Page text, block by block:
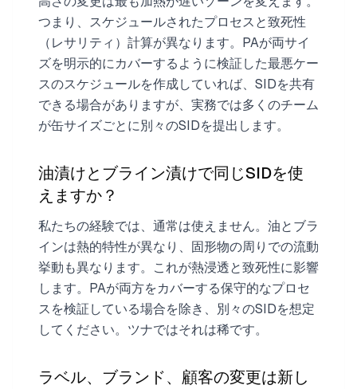
つまり、スケジュールされたプロセスと致死性
（レサリティ）計算が異なります。PAが両サイ
ズを明示的にカバーするように検証した最悪ケー
スのスケジュールを作成していれば、SIDを共有
できる場合がありますが、実務では多くのチーム
が缶サイズごとに別々のSIDを提出します。
油漬けとブライン漬けで同じSIDを使
えますか？
私たちの経験では、通常は使えません。油とブラ
インは熱的特性が異なり、固形物の周りでの流動
挙動も異なります。これが熱浸透と致死性に影響
します。PAが両方をカバーする保守的なプロセ
スを検証している場合を除き、別々のSIDを想定
してください。ツナではそれは稀です。
ラベル、ブランド、顧客の変更は新し